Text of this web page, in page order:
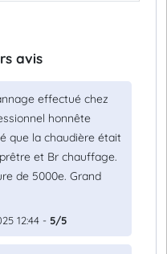
avis
effectué chez
honnête
que la chaudière était
et Br chauffage.
de 5000e. Grand
12:44 - 5/5